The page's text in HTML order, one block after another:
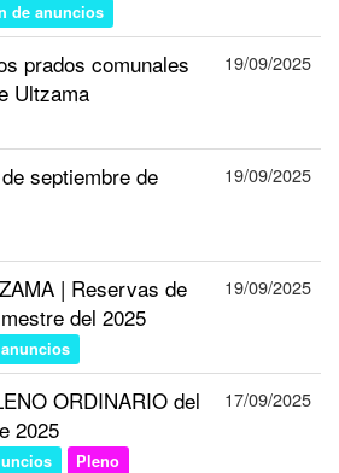
de anuncios
prados comunales
Ultzama
19/09/2025
septiembre de
19/09/2025
| Reservas de
del 2025
19/09/2025
ORDINARIO del
2025
Pleno
17/09/2025